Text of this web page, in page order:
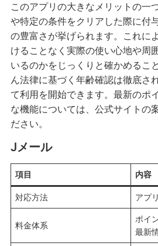
このアプリの大きなメリットの一
や特定の条件をクリアした際に付
の豊富さが挙げられます。これに
けることなく実際の使い心地や周
いるのかをじっくりと確かめるこ
ん法律に基づく年齢確認は徹底さ
て利用を開始できます。最新のポ
な機能については、公式サイトの
ださい。
Jメール
項目 内容
対応方法 アプ
料金体系
ポイ
最新